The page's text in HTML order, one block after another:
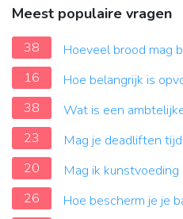
Meest populaire vragen
38
Hoeveel brood mag
16
Hoe belangrijk is
38
Wat is een
23
Mag je deadliften
20
Mag ik
26
Hoe bescherm je je